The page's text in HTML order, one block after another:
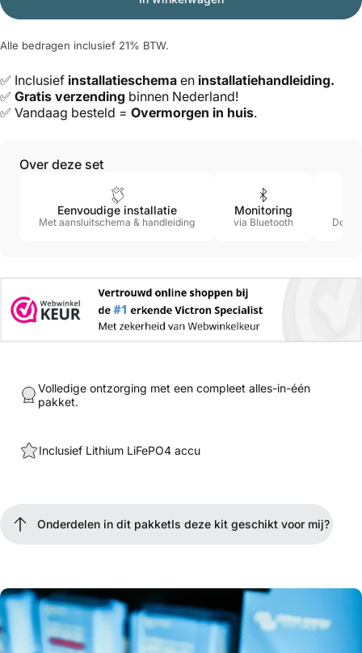
Alle bedragen inclusief 21% BTW.
✅ Inclusief installatieschema en installatiehandleiding.
✅ Gratis verzending binnen Nederland!
✅ Vandaag besteld = Overmorgen in huis.
Over deze set
Eenvoudige installatie
Met aansluitschema & handleiding
Monitoring
via Bluetooth Door
Volledige ontzorging met een compleet alles-in-één
pakket.
Inclusief Lithium LiFePO4 accu
Onderdelen in dit pakketIs deze kit geschikt voor mij?